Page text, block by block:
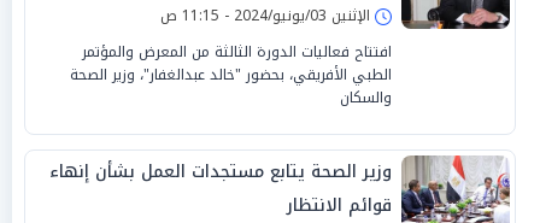
الإثنين 03/يونيو/2024 - 11:15 ص
افتتاح فعاليات الدورة الثالثة من المعرض والمؤتمر
الطبي الأفريقي، بحضور "خالد عبدالغفار"، وزير الصحة
والسكان
وزير الصحة يتابع مستجدات العمل بشأن إنهاء
قوائم الانتظار